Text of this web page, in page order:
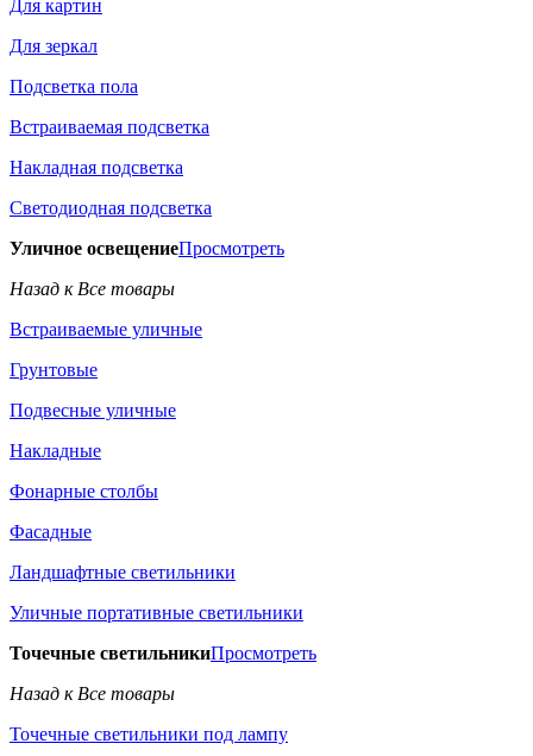
Для картин
Для зеркал
Подсветка пола
Встраиваемая подсветка
Накладная подсветка
Светодиодная подсветка
Уличное освещениеПросмотреть
Назад к Все товары
Встраиваемые уличные
Грунтовые
Подвесные уличные
Накладные
Фонарные столбы
Фасадные
Ландшафтные светильники
Уличные портативные светильники
Точечные светильникиПросмотреть
Назад к Все товары
Точечные светильники под лампу